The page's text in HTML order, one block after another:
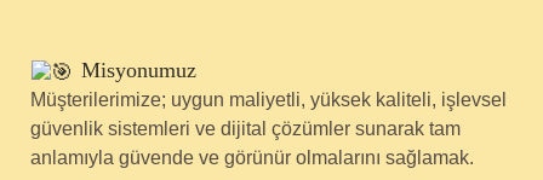
Misyonumuz
Müşterilerimize; uygun maliyetli, yüksek kaliteli, işlevsel
güvenlik sistemleri ve dijital çözümler sunarak tam
anlamıyla güvende ve görünür olmalarını sağlamak.